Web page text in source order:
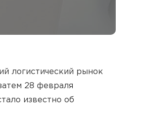
логистический рынок
28 февраля
известно об